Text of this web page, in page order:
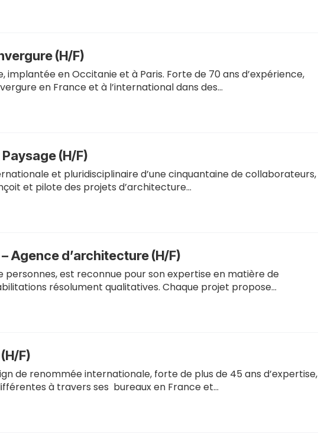
(H/F)
en Occitanie et à Paris. Forte de 70 ans d’expérience,
en France et à l’international dans des…
(H/F)
et pluridisciplinaire d’une cinquantaine de collaborateurs,
et pilote des projets d’architecture…
Agence d’architecture (H/F)
personnes, est reconnue pour son expertise en matière de
résolument qualitatives. Chaque projet propose…
F)
de renommée internationale, forte de plus de 45 ans d’expertise,
à travers ses bureaux en France et…